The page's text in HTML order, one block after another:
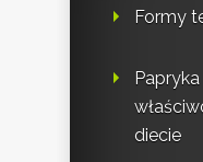
Formy
diecie